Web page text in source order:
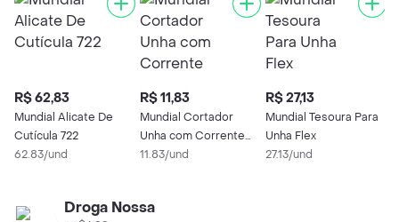
R$ 62,83
Mundial Alicate De
Cutícula 722
62.83/und
R$ 11,83
Mundial Cortador
Unha com Corrente
Classic
11.83/und
R$ 27,13
Mundial Tesoura Para
Unha Flex
27.13/und
Droga Nossa